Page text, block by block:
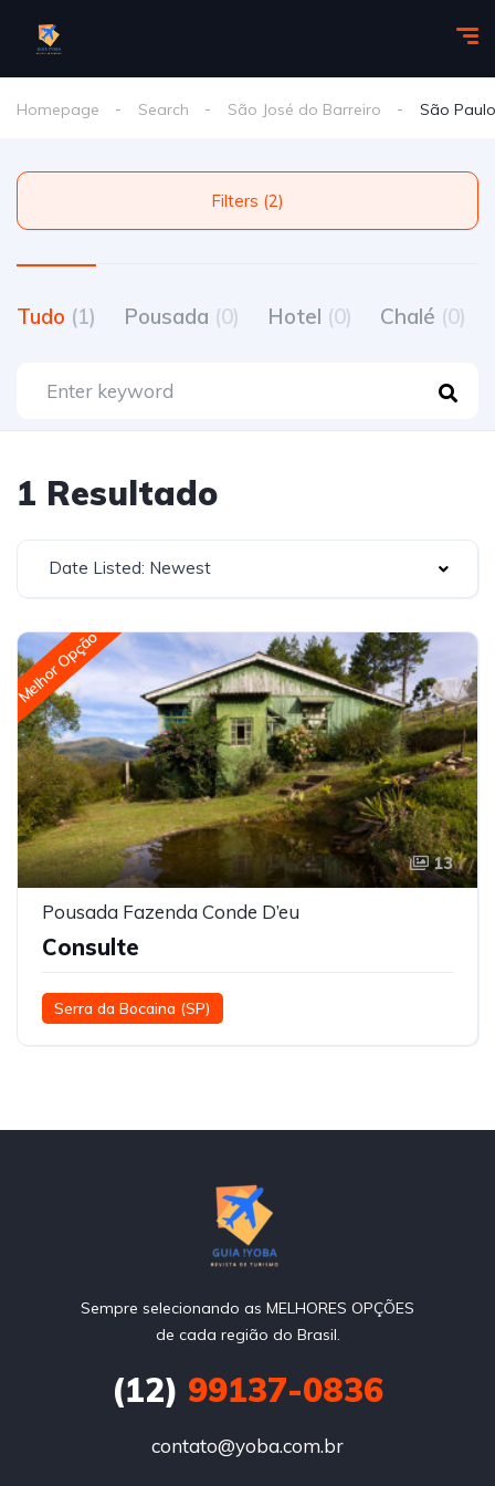
Homepage Search São José do Barreiro São Paulo
Filters (2)
Tudo (1) Pousada (0) Hotel (0) Chalé (0)
1 Resultado
Date Listed: Newest
Melhor Opção
13
Pousada Fazenda Conde D’eu
Consulte
Serra da Bocaina (SP)
Sempre selecionando as MELHORES OPÇÕES
de cada região do Brasil.
(12) 99137-0836
contato@yoba.com.br